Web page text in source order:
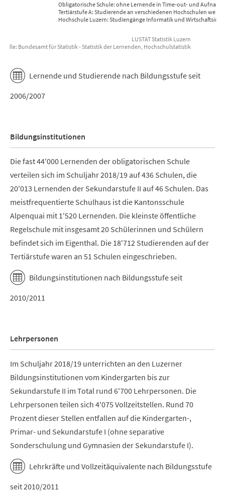
Obligatorische Schule: ohne Lernende in Time-out- und
Tertiärstufe A: Studierende an verschiedenen Hochschulen
Hochschule Luzern: Studiengänge Informatik und
LUSTAT Statistik Luzern
Bundesamt für Statistik - Statistik der Lernenden, Hochschulstatistik
Lernende und Studierende nach Bildungsstufe seit
2006/2007
Bildungsinstitutionen
Die fast 44'000 Lernenden der obligatorischen Schule
verteilen sich im Schuljahr 2018/19 auf 436 Schulen, die
20'013 Lernenden der Sekundarstufe II auf 46 Schulen. Das
meistfrequentierte Schulhaus ist die Kantonsschule
Alpenquai mit 1'520 Lernenden. Die kleinste öffentliche
Regelschule mit insgesamt 20 Schülerinnen und Schülern
befindet sich im Eigenthal. Die 18'712 Studierenden auf der
Tertiärstufe waren an 51 Schulen eingeschrieben.
Bildungsinstitutionen nach Bildungsstufe seit
2010/2011
Lehrpersonen
Im Schuljahr 2018/19 unterrichten an den Luzerner
Bildungsinstitutionen vom Kindergarten bis zur
Sekundarstufe II im Total rund 6'700 Lehrpersonen. Die
Lehrpersonen teilen sich 4'075 Vollzeitstellen. Rund 70
Prozent dieser Stellen entfallen auf die Kindergarten-,
Primar- und Sekundarstufe I (ohne separative
Sonderschulung und Gymnasien der Sekundarstufe I).
Lehrkräfte und Vollzeitäquivalente nach Bildungsstufe
seit 2010/2011